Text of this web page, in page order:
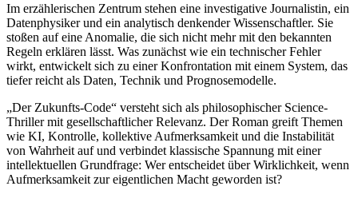
Im erzählerischen Zentrum stehen eine investigative Journalistin, ein
Datenphysiker und ein analytisch denkender Wissenschaftler. Sie
stoßen auf eine Anomalie, die sich nicht mehr mit den bekannten
Regeln erklären lässt. Was zunächst wie ein technischer Fehler
wirkt, entwickelt sich zu einer Konfrontation mit einem System, das
tiefer reicht als Daten, Technik und Prognosemodelle.
„Der Zukunfts-Code“ versteht sich als philosophischer Science-
Thriller mit gesellschaftlicher Relevanz. Der Roman greift Themen
wie KI, Kontrolle, kollektive Aufmerksamkeit und die Instabilität
von Wahrheit auf und verbindet klassische Spannung mit einer
intellektuellen Grundfrage: Wer entscheidet über Wirklichkeit, wenn
Aufmerksamkeit zur eigentlichen Macht geworden ist?